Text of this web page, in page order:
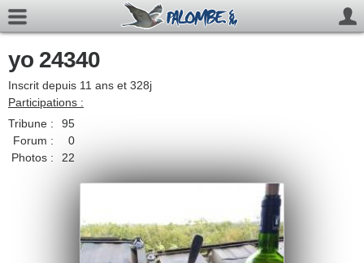
yo 24340
Inscrit depuis 11 ans et 328j
Participations :
Tribune :
95
Forum :
0
Photos :
22